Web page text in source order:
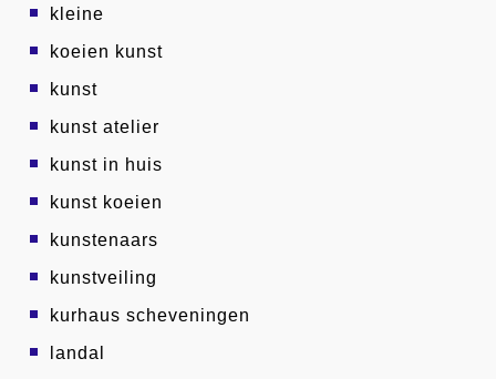
kleine
koeien kunst
kunst
kunst atelier
kunst in huis
kunst koeien
kunstenaars
kunstveiling
kurhaus scheveningen
landal